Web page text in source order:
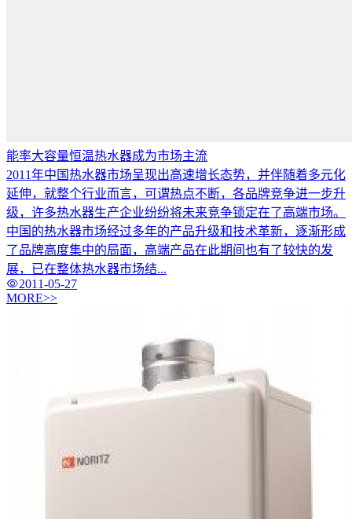
能率大容量恒温热水器成为市场主流
2011年中国热水器市场呈现出高速增长态势，并伴随着多元化
延伸，就整个行业而言，可谓热点不断，各品牌竞争进一步升
级，许多热水器生产企业纷纷将未来竞争锁定在了高端市场。
中国的热水器市场经过多年的产品升级和技术革新，逐渐形成
了品牌高度集中的局面，高端产品在此期间也有了较快的发
展，已在整体热水器市场结...
2011-05-27
MORE>>